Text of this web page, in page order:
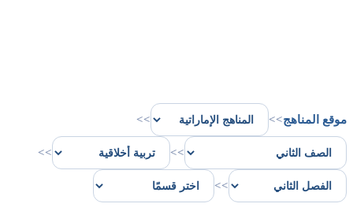
موقع المناهج>>
>>
>>
>>
>>